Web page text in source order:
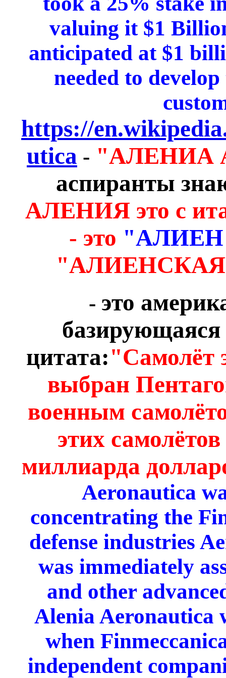
valuing it $1
anticipated at $1
needed to
https://
utica - "АЛЕНИА
аспиранты
АЛЕНИЯ это с
- это
- это
цитата:"Самолёт
выбран
военным
этих
миллиарда
Aeronautica
concentrating the
defense industries
was immediately
and other
Alenia Aeronautica
when
independent